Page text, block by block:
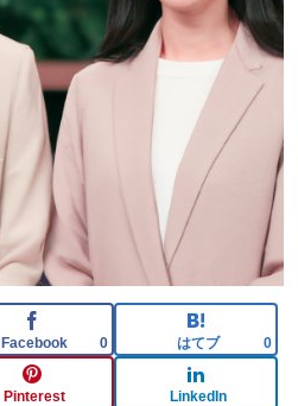
Facebook 0 はてブ 0
Pinterest LinkedIn